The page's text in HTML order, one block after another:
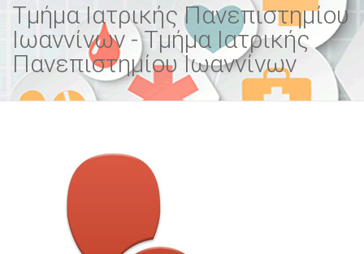
Τμήμα Ιατρικής Πανεπιστημίου
Ιωαννίνων - Τμήμα Ιατρικής
Πανεπιστημίου Ιωαννίνων